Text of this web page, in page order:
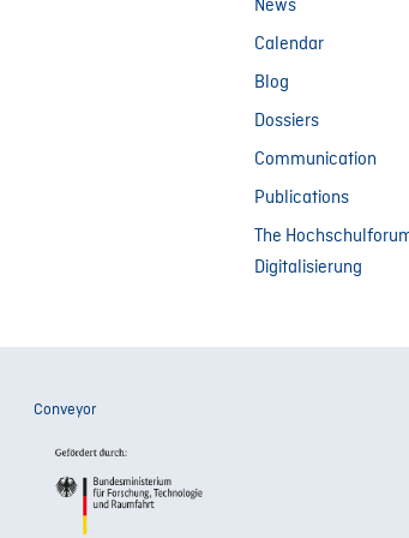
News
Calendar
Blog
Dossiers
Communication
Publications
The
Digitalisierung
Conveyor